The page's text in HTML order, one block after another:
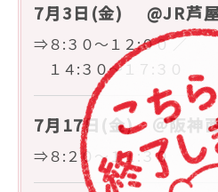
7月3日(金) @JR芦
⇒８:３０～１２:００ ／
１４:３０～１７:３０
7月17日(金) ＠阪神
⇒８:２０～１１:３０